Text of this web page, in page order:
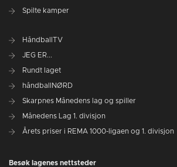
Spilte kamper
HåndballTV
JEG ER...
Rundt laget
håndballNØRD
Skarpnes Månedens lag og spiller
Månedens Lag 1. divisjon
Årets priser i REMA 1000-ligaen og 1. divisjon
Besøk lagenes nettsteder